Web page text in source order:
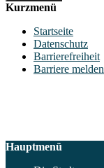
Kurzmenü
Startseite
Datenschutz
Barrierefreiheit
Barriere melden
Hauptmenü